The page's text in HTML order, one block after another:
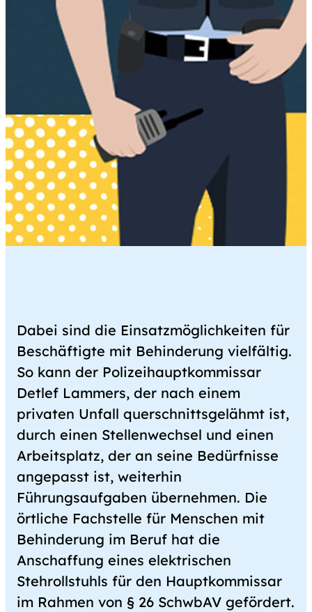
Dabei sind die Einsatzmöglichkeiten für
Beschäftigte mit Behinderung vielfältig.
So kann der Polizeihauptkommissar
Detlef Lammers, der nach einem
privaten Unfall querschnittsgelähmt ist,
durch einen Stellenwechsel und einen
Arbeitsplatz, der an seine Bedürfnisse
angepasst ist, weiterhin
Führungsaufgaben übernehmen. Die
örtliche Fachstelle für Menschen mit
Behinderung im Beruf hat die
Anschaffung eines elektrischen
Stehrollstuhls für den Hauptkommissar
im Rahmen von § 26 SchwbAV gefördert.